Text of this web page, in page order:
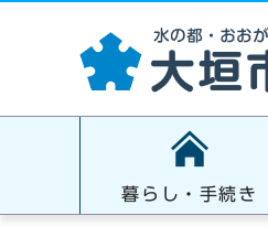
暮らし・手続き